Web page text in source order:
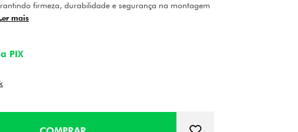
firmeza, durabilidade e segurança na montagem
mais
PIX